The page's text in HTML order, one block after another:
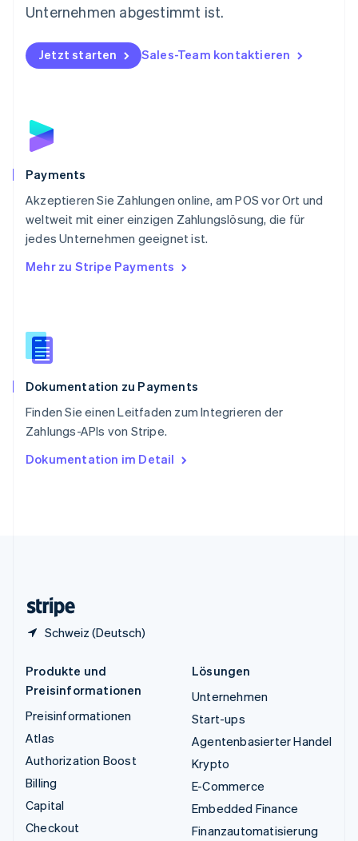
Unternehmen abgestimmt ist.
Jetzt starten Sales-Team kontaktieren
Payments
Akzeptieren Sie Zahlungen online, am POS vor Ort und
weltweit mit einer einzigen Zahlungslösung, die für
jedes Unternehmen geeignet ist.
Mehr zu Stripe Payments
Dokumentation zu Payments
Finden Sie einen Leitfaden zum Integrieren der
Zahlungs-APIs von Stripe.
Dokumentation im Detail
Schweiz (Deutsch)
Österreich
Polen
English
Portugal
Schweden
Schweiz
Singapur
English简体中文
Slowakei
Slowenien
English
Spanien
Thailand
Tschechische Republik
English
English
Produkte und
Preisinformationen
Preisinformationen
Atlas
Authorization Boost
Billing
Capital
Checkout
Lösungen
Unternehmen
Start-ups
Agentenbasierter Handel
Krypto
E-Commerce
Embedded Finance
Finanzautomatisierung